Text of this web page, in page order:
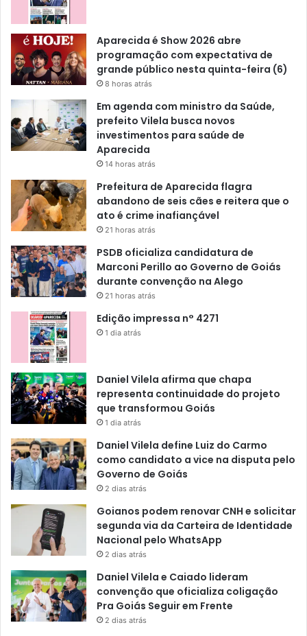
Aparecida é Show 2026 abre
programação com expectativa de
grande público nesta quinta-feira (6)
8 horas atrás
Em agenda com ministro da Saúde,
prefeito Vilela busca novos
investimentos para saúde de
Aparecida
14 horas atrás
Prefeitura de Aparecida flagra
abandono de seis cães e reitera que o
ato é crime inafiançável
21 horas atrás
PSDB oficializa candidatura de
Marconi Perillo ao Governo de Goiás
durante convenção na Alego
21 horas atrás
Edição impressa n° 4271
1 dia atrás
Daniel Vilela afirma que chapa
representa continuidade do projeto
que transformou Goiás
1 dia atrás
Daniel Vilela define Luiz do Carmo
como candidato a vice na disputa pelo
Governo de Goiás
2 dias atrás
Goianos podem renovar CNH e solicitar
segunda via da Carteira de Identidade
Nacional pelo WhatsApp
2 dias atrás
Daniel Vilela e Caiado lideram
convenção que oficializa coligação
Pra Goiás Seguir em Frente
2 dias atrás